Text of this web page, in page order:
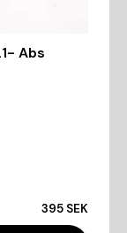
Abs
395 SEK